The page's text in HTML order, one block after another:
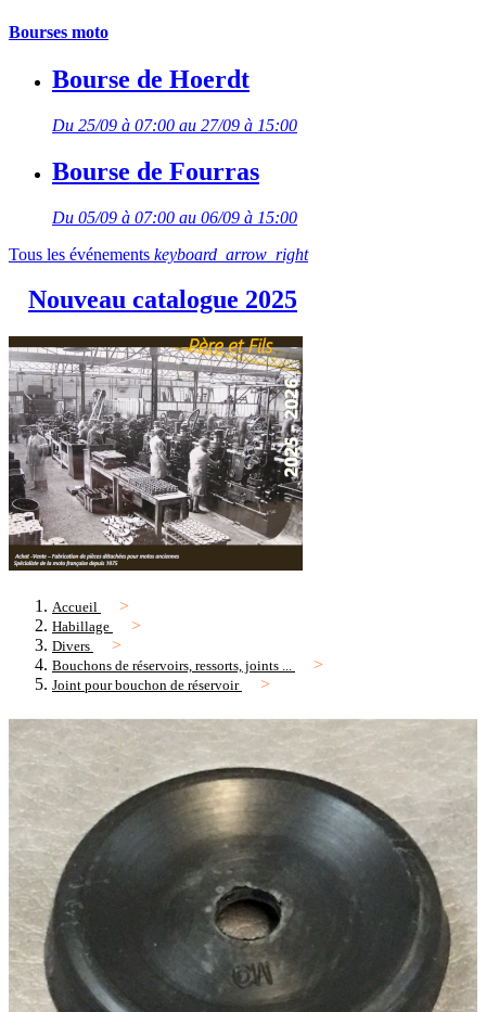
Bourses moto
Bourse de Hoerdt
Du 25/09 à 07:00 au 27/09 à 15:00
Bourse de Fourras
Du 05/09 à 07:00 au 06/09 à 15:00
Tous les événements keyboard_arrow_right
Nouveau catalogue 2025
Accueil
Habillage
Divers
Bouchons de réservoirs, ressorts, joints ...
Joint pour bouchon de réservoir